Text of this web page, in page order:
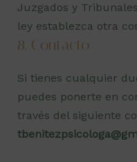
Juzgados y
ley establezca otra
8. Contacto
Si tienes cualquier
puedes ponerte en
través del siguiente